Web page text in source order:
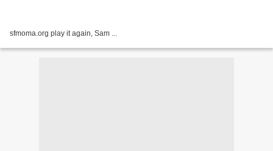
sfmoma.org play it again, Sam ...